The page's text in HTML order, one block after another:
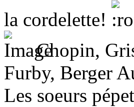
la cordelette!
Chopin,
Furby, Berger
Les soeurs